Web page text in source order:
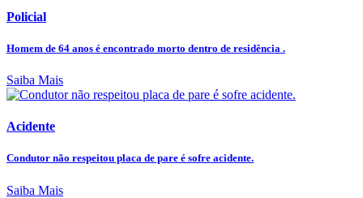
Policial
Homem de 64 anos é encontrado morto dentro de residência .
Saiba Mais
Acidente
Condutor não respeitou placa de pare é sofre acidente.
Saiba Mais